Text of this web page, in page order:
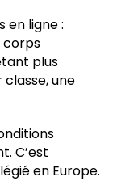
ligne :
corps
plus
une
C’est
en Europe.